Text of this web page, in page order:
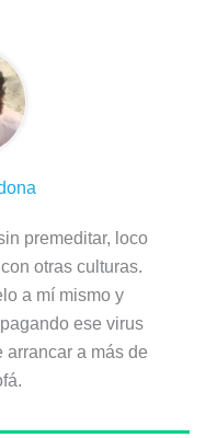
premeditar, loco
otras culturas.
a mí mismo y
ese virus
arrancar a más de